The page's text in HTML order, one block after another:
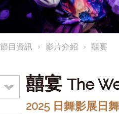
節目資訊 影片介紹 囍宴
囍宴 The
2025 日舞影展日